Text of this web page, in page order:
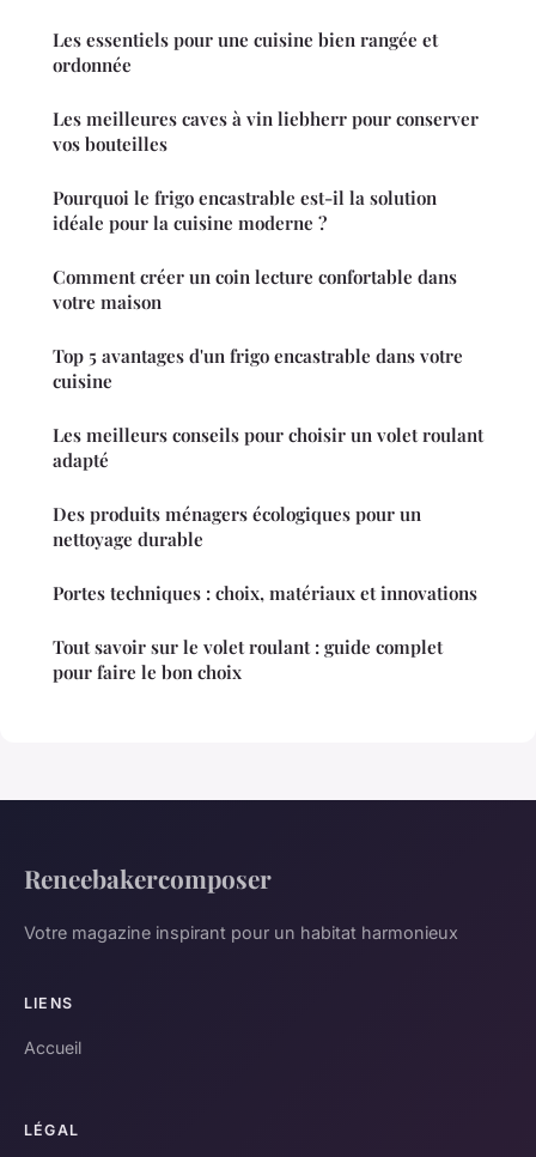
Les essentiels pour une cuisine bien rangée et
ordonnée
Les meilleures caves à vin liebherr pour conserver
vos bouteilles
Pourquoi le frigo encastrable est-il la solution
idéale pour la cuisine moderne ?
Comment créer un coin lecture confortable dans
votre maison
Top 5 avantages d'un frigo encastrable dans votre
cuisine
Les meilleurs conseils pour choisir un volet roulant
adapté
Des produits ménagers écologiques pour un
nettoyage durable
Portes techniques : choix, matériaux et innovations
Tout savoir sur le volet roulant : guide complet
pour faire le bon choix
Reneebakercomposer
Votre magazine inspirant pour un habitat harmonieux
LIENS
Accueil
LÉGAL